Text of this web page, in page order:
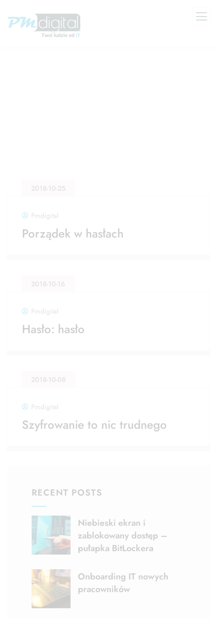
2018-10-25
Pmdigital
Porządek w hasłach
2018-10-16
Pmdigital
Hasło: hasło
2018-10-08
Pmdigital
Szyfrowanie to nic trudnego
RECENT POSTS
Niebieski ekran i
zablokowany dostęp –
pułapka BitLockera
Onboarding IT nowych
pracowników